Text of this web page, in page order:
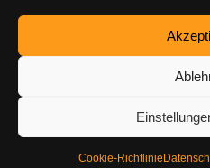
Cookie-Richtlinie